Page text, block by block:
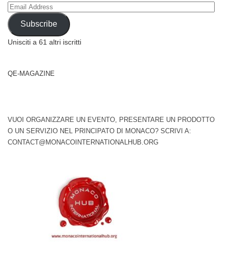
Email
Address
Subscribe
Unisciti a 61 altri iscritti
QE-MAGAZINE
VUOI ORGANIZZARE UN EVENTO, PRESENTARE UN PRODOTTO
O UN SERVIZIO NEL PRINCIPATO DI MONACO? SCRIVI A:
CONTACT@MONACOINTERNATIONALHUB.ORG